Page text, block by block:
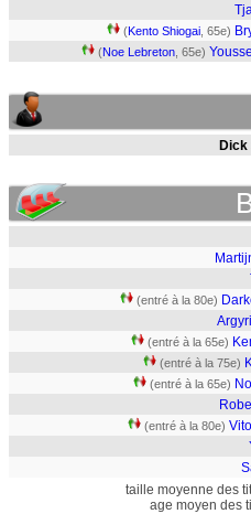
(Kento Shiogai , 65e)
(Noe Lebreton , 65e)
(entré à la 80e)
(entré à la 65e)
(entré à la 75e)
(entré à la 65e)
(entré à la 80e)
taille moyenne des
age moyen des